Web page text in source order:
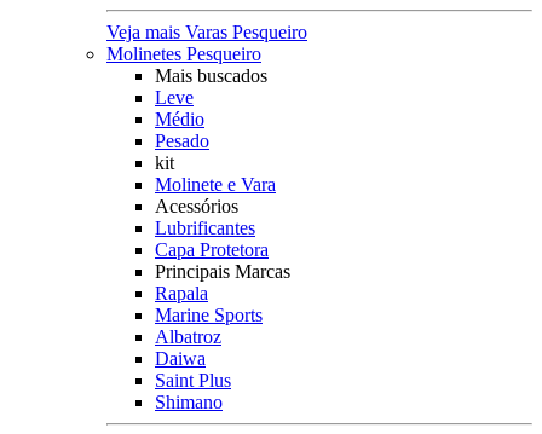
Veja mais Varas Pesqueiro
Molinetes Pesqueiro
Mais buscados
Leve
Médio
Pesado
kit
Molinete e Vara
Acessórios
Lubrificantes
Capa Protetora
Principais Marcas
Rapala
Marine Sports
Albatroz
Daiwa
Saint Plus
Shimano